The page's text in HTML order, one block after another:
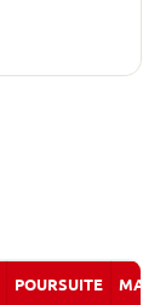
POURSUITE